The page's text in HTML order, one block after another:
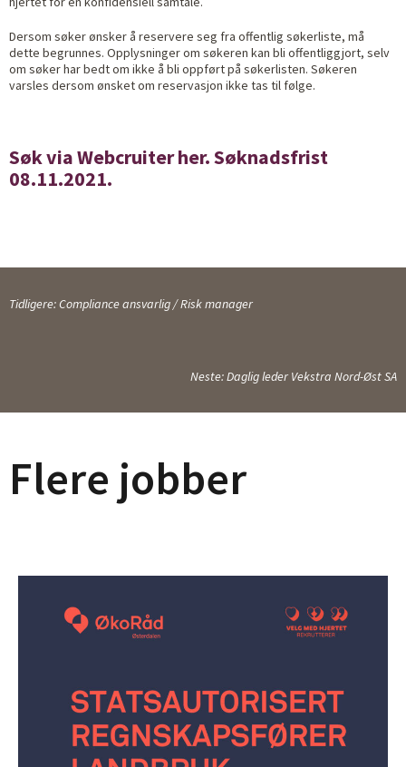
Dersom søker ønsker å reservere seg fra offentlig søkerliste, må
dette begrunnes. Opplysninger om søkeren kan bli offentliggjort, selv
om søker har bedt om ikke å bli oppført på søkerlisten. Søkeren
varsles dersom ønsket om reservasjon ikke tas til følge.
Søk via Webcruiter her. Søknadsfrist
08.11.2021.
Tidligere: Compliance ansvarlig / Risk manager
Neste: Daglig leder Vekstra Nord-Øst SA
Flere jobber